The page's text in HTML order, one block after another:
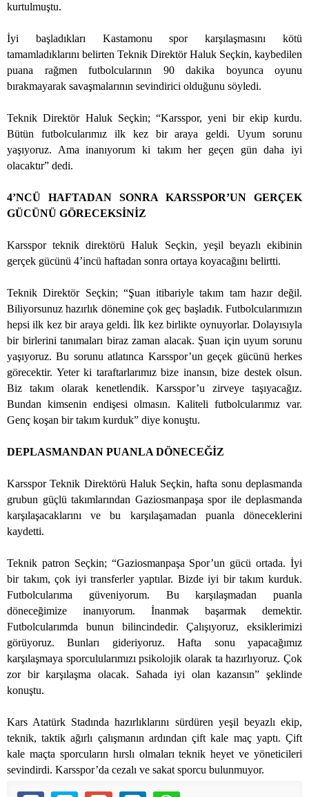
kurtulmuştu.
İyi başladıkları Kastamonu spor karşılaşmasını kötü
tamamladıklarını belirten Teknik Direktör Haluk Seçkin, kaybedilen
puana rağmen futbolcularının 90 dakika boyunca oyunu
bırakmayarak savaşmalarının sevindirici olduğunu söyledi.
Teknik Direktör Haluk Seçkin; “Karsspor, yeni bir ekip kurdu.
Bütün futbolcularımız ilk kez bir araya geldi. Uyum sorunu
yaşıyoruz. Ama inanıyorum ki takım her geçen gün daha iyi
olacaktır” dedi.
4’NCÜ HAFTADAN SONRA KARSSPOR’UN GERÇEK
GÜCÜNÜ GÖRECEKSİNİZ
Karsspor teknik direktörü Haluk Seçkin, yeşil beyazlı ekibinin
gerçek gücünü 4’incü haftadan sonra ortaya koyacağını belirtti.
Teknik Direktör Seçkin; “Şuan itibariyle takım tam hazır değil.
Biliyorsunuz hazırlık dönemine çok geç başladık. Futbolcularımızın
hepsi ilk kez bir araya geldi. İlk kez birlikte oynuyorlar. Dolayısıyla
bir birlerini tanımaları biraz zaman alacak. Şuan için uyum sorunu
yaşıyoruz. Bu sorunu atlatınca Karsspor’un geçek gücünü herkes
görecektir. Yeter ki taraftarlarımız bize inansın, bize destek olsun.
Biz takım olarak kenetlendik. Karsspor’u zirveye taşıyacağız.
Bundan kimsenin endişesi olmasın. Kaliteli futbolcularımız var.
Genç koşan bir takım kurduk” diye konuştu.
DEPLASMANDAN PUANLA DÖNECEĞİZ
Karsspor Teknik Direktörü Haluk Seçkin, hafta sonu deplasmanda
grubun güçlü takımlarından Gaziosmanpaşa spor ile deplasmanda
karşılaşacaklarını ve bu karşılaşamadan puanla döneceklerini
kaydetti.
Teknik patron Seçkin; “Gaziosmanpaşa Spor’un gücü ortada. İyi
bir takım, çok iyi transferler yaptılar. Bizde iyi bir takım kurduk.
Futbolcularıma güveniyorum. Bu karşılaşmadan puanla
döneceğimize inanıyorum. İnanmak başarmak demektir.
Futbolcularımda bunun bilincindedir. Çalışıyoruz, eksiklerimizi
görüyoruz. Bunları gideriyoruz. Hafta sonu yapacağımız
karşılaşmaya sporculularımızı psikolojik olarak ta hazırlıyoruz. Çok
zor bir karşılaşma olacak. Sahada iyi olan kazansın” şeklinde
konuştu.
Kars Atatürk Stadında hazırlıklarını sürdüren yeşil beyazlı ekip,
teknik, taktik ağırlı çalışmanın ardından çift kale maç yaptı. Çift
kale maçta sporcuların hırslı olmaları teknik heyet ve yöneticileri
sevindirdi. Karsspor’da cezalı ve sakat sporcu bulunmuyor.